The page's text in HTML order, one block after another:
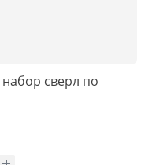
сверл по